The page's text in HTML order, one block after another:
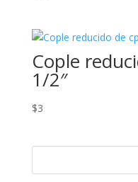
Cople
1/2″
$3